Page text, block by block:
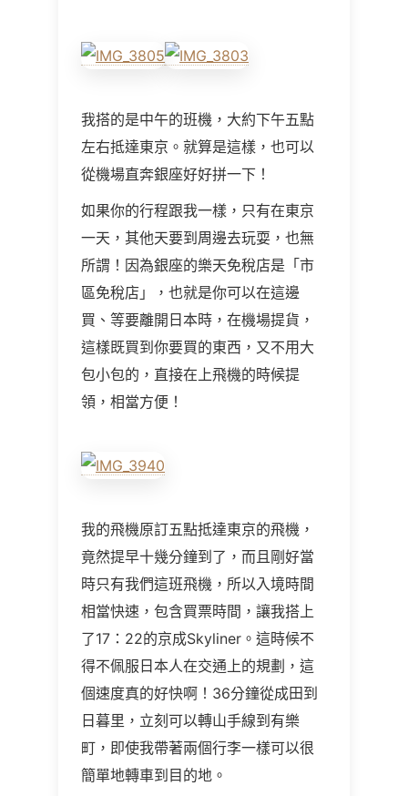
我搭的是中午的班機，大約下午五點
左右抵達東京。就算是這樣，也可以
從機場直奔銀座好好拼一下！
如果你的行程跟我一樣，只有在東京
一天，其他天要到周邊去玩耍，也無
所謂！因為銀座的樂天免稅店是「市
區免稅店」，也就是你可以在這邊
買、等要離開日本時，在機場提貨，
這樣既買到你要買的東西，又不用大
包小包的，直接在上飛機的時候提
領，相當方便！
我的飛機原訂五點抵達東京的飛機，
竟然提早十幾分鐘到了，而且剛好當
時只有我們這班飛機，所以入境時間
相當快速，包含買票時間，讓我搭上
了17：22的京成Skyliner。這時候不
得不佩服日本人在交通上的規劃，這
個速度真的好快啊！36分鐘從成田到
日暮里，立刻可以轉山手線到有樂
町，即使我帶著兩個行李一樣可以很
簡單地轉車到目的地。